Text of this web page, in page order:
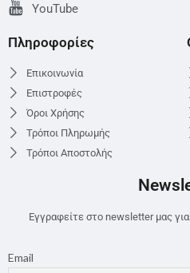
YouTube
Πληροφορίες
Επικοινωνία
Επιστροφές
Όροι Χρήσης
Τρόποι Πληρωμής
Τρόποι Αποστολής
Εγγραφείτε στο newsletter μας
Email